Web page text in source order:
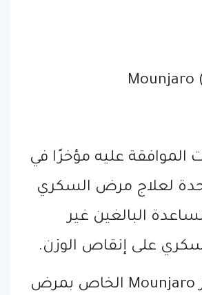
Mounjaro
الموافقة عليه مؤخرًا في
لعلاج مرض السكري
2 لمساعدة البالغين غير
على إنقاص الوزن.
تم اختبار عقار Mounjaro الخاص بمرض